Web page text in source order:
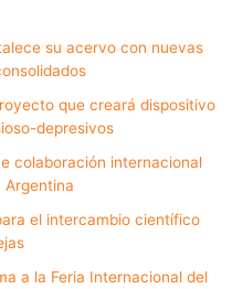
su acervo con nuevas
que creará dispositivo
depresivos
colaboración internacional
el intercambio científico
a la Feria Internacional del